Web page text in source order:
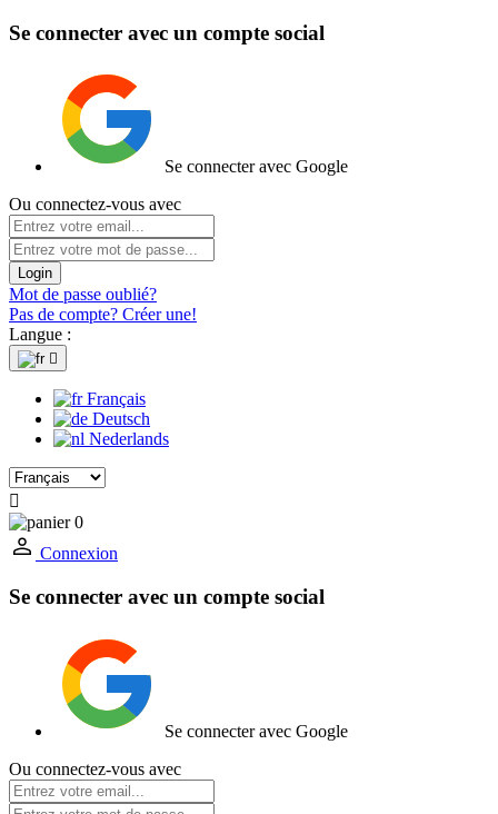
Se connecter avec un compte social
Se connecter avec Google
Ou connectez-vous avec
Login
Mot de passe oublié?
Pas de compte? Créer une!
Langue :

Français
Deutsch
Nederlands

0
Connexion
Se connecter avec un compte social
Se connecter avec Google
Ou connectez-vous avec